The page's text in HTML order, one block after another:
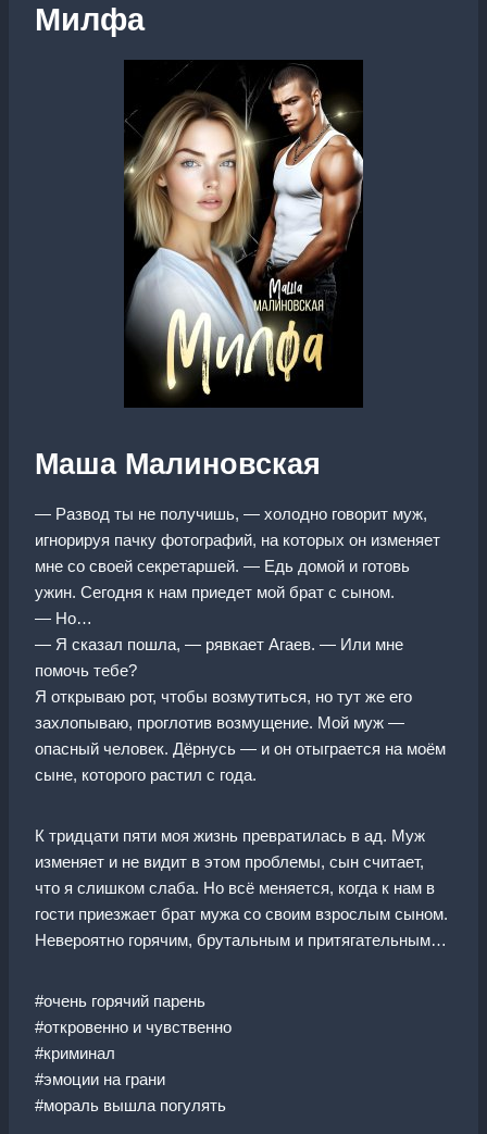
Милфа
Маша Малиновская
— Развод ты не получишь, — холодно говорит муж,
игнорируя пачку фотографий, на которых он изменяет
мне со своей секретаршей. — Едь домой и готовь
ужин. Сегодня к нам приедет мой брат с сыном.
— Но…
— Я сказал пошла, — рявкает Агаев. — Или мне
помочь тебе?
Я открываю рот, чтобы возмутиться, но тут же его
захлопываю, проглотив возмущение. Мой муж —
опасный человек. Дёрнусь — и он отыграется на моём
сыне, которого растил с года.
К тридцати пяти моя жизнь превратилась в ад. Муж
изменяет и не видит в этом проблемы, сын считает,
что я слишком слаба. Но всё меняется, когда к нам в
гости приезжает брат мужа со своим взрослым сыном.
Невероятно горячим, брутальным и притягательным…
#очень горячий парень
#откровенно и чувственно
#криминал
#эмоции на грани
#мораль вышла погулять